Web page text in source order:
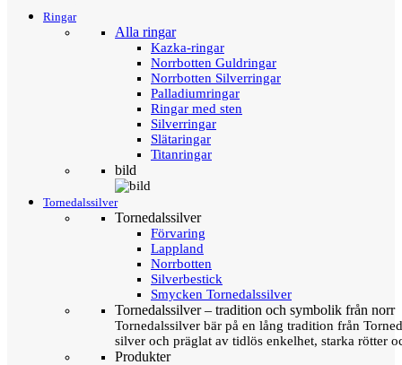
Ringar
Alla ringar
Kazka-ringar
Norrbotten Guldringar
Norrbotten Silverringar
Palladiumringar
Ringar med sten
Silverringar
Slätaringar
Titanringar
bild
Tornedalssilver
Tornedalssilver
Förvaring
Lappland
Norrbotten
Silverbestick
Smycken Tornedalssilver
Tornedalssilver – tradition och symbolik från norr
Tornedalssilver bär på en lång tradition från
silver och präglat av tidlös enkelhet, starka rötter
Produkter